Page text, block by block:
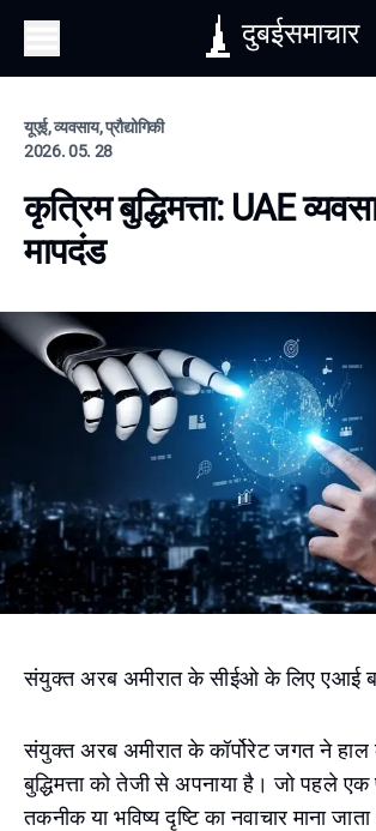
दुबईसमाचार
यूएई, व्यवसाय, प्रौद्योगिकी
2026. 05. 28
कृत्रिम बुद्धिमत्ता: UAE
मापदंड
संयुक्त अरब अमीरात के सीईओ के लिए एआई
संयुक्त अरब अमीरात के कॉर्पोरेट जगत ने हाल
बुद्धिमत्ता को तेजी से अपनाया है। जो पहले एक
तकनीक या भविष्य दृष्टि का नवाचार माना